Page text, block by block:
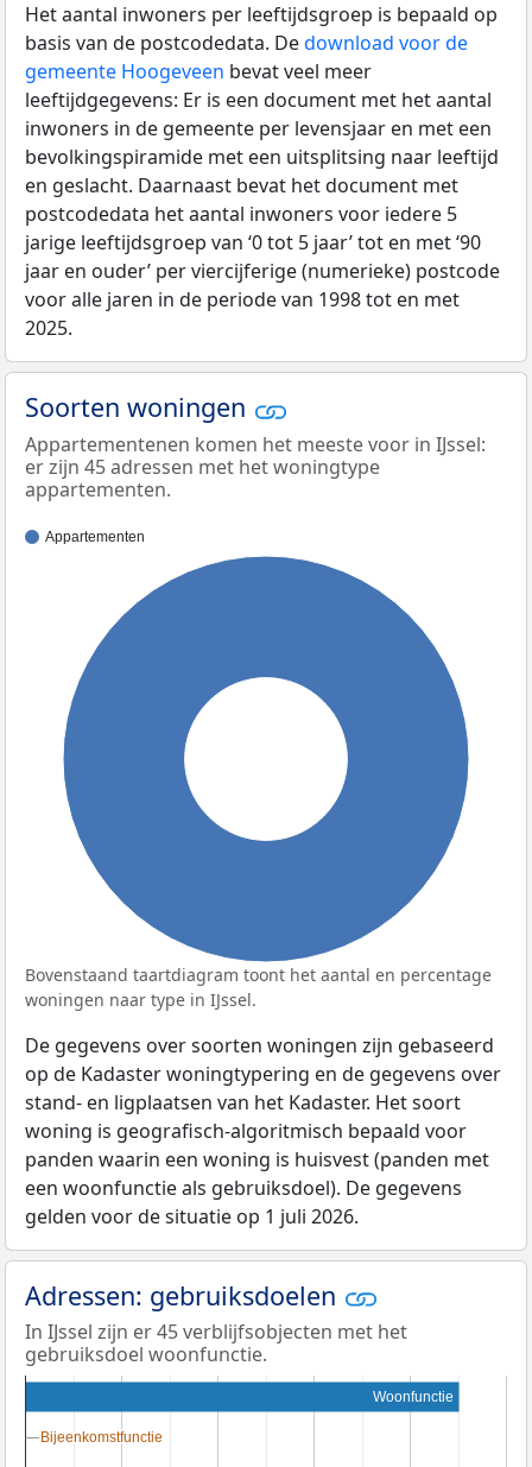
Het aantal inwoners per leeftijdsgroep is bepaald op
basis van de postcodedata. Dedownload voor de
gemeente Hoogeveen bevat veel meer
leeftijdgegevens: Er is een document met het aantal
inwoners in de gemeente per levensjaar en met een
bevolkingspiramide met een uitsplitsing naar leeftijd
en geslacht. Daarnaast bevat het document met
postcodedata het aantal inwoners voor iedere 5
jarige leeftijdsgroep van ‘0 tot 5 jaar’ tot en met ‘90
jaar en ouder’ per viercijferige (numerieke) postcode
voor alle jaren in de periode van 1998 tot en met
2025.
Soorten woningen
Appartementenen komen het meeste voor in IJssel:
er zijn 45 adressen met het woningtype
appartementen.
Appartementen
Bovenstaand taartdiagram toont het aantal en percentage
woningen naar type in IJssel.
De gegevens over soorten woningen zijn gebaseerd
op de Kadaster woningtypering en de gegevens over
stand- en ligplaatsen van het Kadaster. Het soort
woning is geografisch-algoritmisch bepaald voor
panden waarin een woning is huisvest (panden met
een woonfunctie als gebruiksdoel). De gegevens
gelden voor de situatie op 1 juli 2026.
Adressen: gebruiksdoelen
In IJssel zijn er 45 verblijfsobjecten met het
gebruiksdoel woonfunctie.
Woonfunctie
Bijeenkomstfunctie
Bijeenkomstfunctie